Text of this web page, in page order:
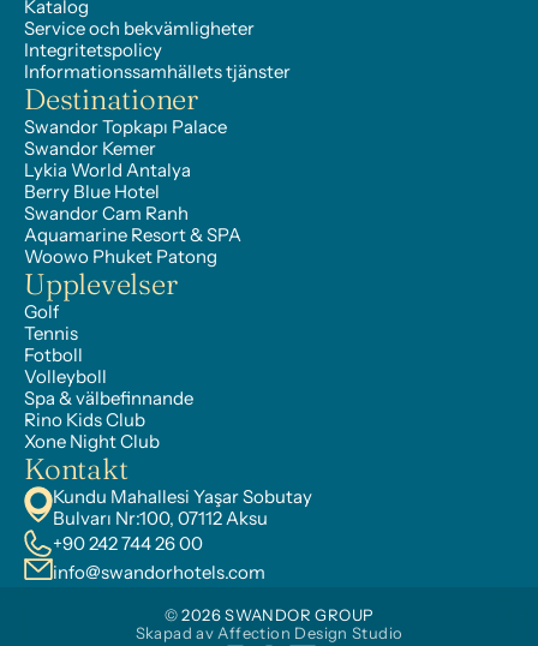
Katalog
Service och bekvämligheter
Integritetspolicy
Informationssamhällets tjänster
Destinationer
Swandor Topkapı Palace
Swandor Kemer
Lykia World Antalya
Berry Blue Hotel
Swandor Cam Ranh
Aquamarine Resort & SPA
Woowo Phuket Patong
Upplevelser
Golf
Tennis
Fotboll
Volleyboll
Spa & välbefinnande
Rino Kids Club
Xone Night Club
Kontakt
Kundu Mahallesi Yaşar Sobutay
Bulvarı Nr:100, 07112 Aksu
+90 242 744 26 00
info@swandorhotels.com
© 2026 SWANDOR GROUP
Skapad av Affection Design Studio